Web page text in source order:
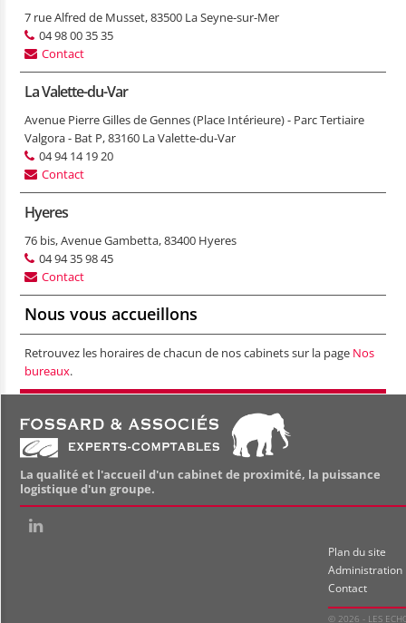
7 rue Alfred de Musset, 83500 La Seyne-sur-Mer
04 98 00 35 35
Contact
La Valette-du-Var
Avenue Pierre Gilles de Gennes (Place Intérieure) - Parc Tertiaire
Valgora - Bat P, 83160 La Valette-du-Var
04 94 14 19 20
Contact
Hyeres
76 bis, Avenue Gambetta, 83400 Hyeres
04 94 35 98 45
Contact
Nous vous accueillons
Retrouvez les horaires de chacun de nos cabinets sur la page Nos
bureaux.
La qualité et l'accueil d'un cabinet de proximité, la puissance
logistique d'un groupe.
Plan du site
Administration
Contact
© 2026 - LES